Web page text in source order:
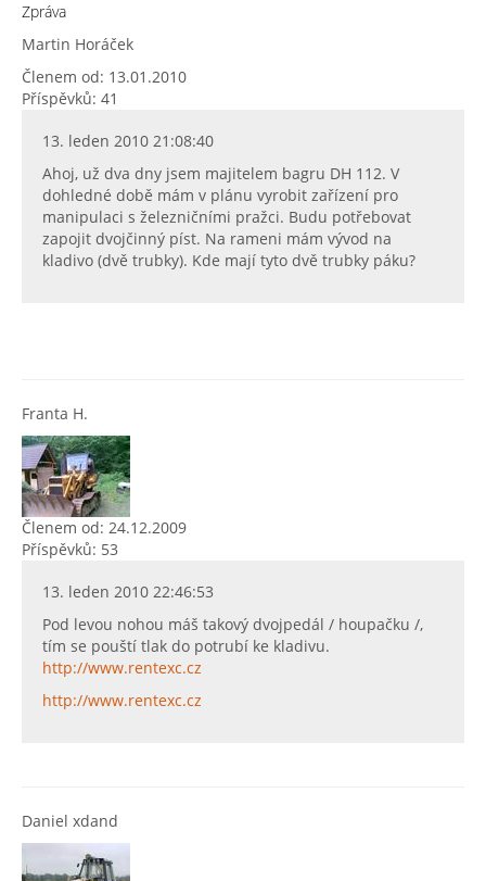
Zpráva
Martin Horáček
Členem od: 13.01.2010
Příspěvků: 41
13. leden 2010 21:08:40
Ahoj, už dva dny jsem majitelem bagru DH 112. V
dohledné době mám v plánu vyrobit zařízení pro
manipulaci s železničními pražci. Budu potřebovat
zapojit dvojčinný píst. Na rameni mám vývod na
kladivo (dvě trubky). Kde mají tyto dvě trubky páku?
Franta H.
Členem od: 24.12.2009
Příspěvků: 53
13. leden 2010 22:46:53
Pod levou nohou máš takový dvojpedál / houpačku /,
tím se pouští tlak do potrubí ke kladivu.
http://www.rentexc.cz
http://www.rentexc.cz
Daniel xdand